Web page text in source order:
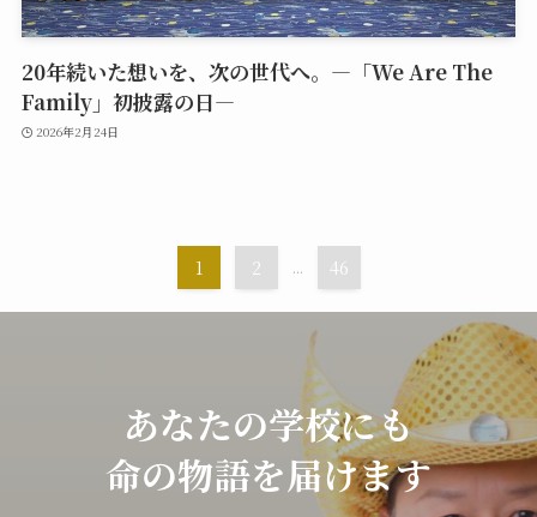
20年続いた想いを、次の世代へ。―「We Are The
Family」初披露の日―
2026年2月24日
1 2 ... 46
あなたの学校にも
命の物語を届けます